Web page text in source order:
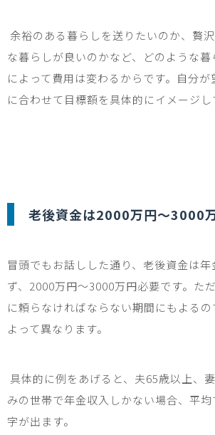
余裕のある暮らしを送りたいのか、贅
な暮らしが良いのかなど、どのような
によって費用は変わるからです。自分
に合わせて目標額を具体的にイメージし
老後資金は2000万円〜3000
冒頭でもお話しした通り、老後資金は年
ず、 2000万円〜3000万円必要です。た
に頼らなければならない期間にもよる
よって異なります。
具体的に例をあげると、夫65歳以上、妻
みの世帯で年金収入しかない場合、平均
字が出ます。